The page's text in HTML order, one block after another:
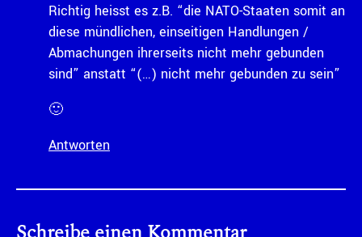
Richtig heisst es z.B. “die NATO-Staaten somit an
diese mündlichen, einseitigen Handlungen /
Abmachungen ihrerseits nicht mehr gebunden
sind” anstatt “(…) nicht mehr gebunden zu sein”
🙂
Antworten